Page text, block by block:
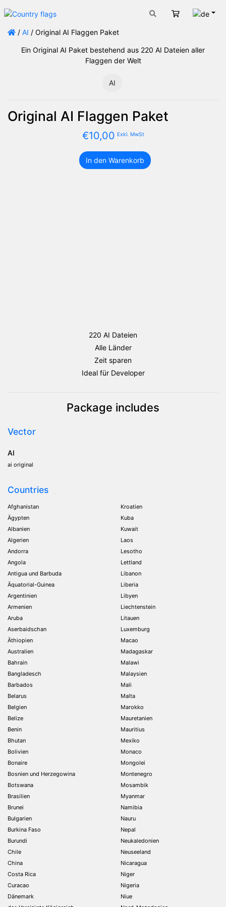
Warenkorb
/ AI / Original AI Flaggen Paket
Ein Original AI Paket bestehend aus 220 AI Dateien aller
Flaggen der Welt
AI
Original AI Flaggen Paket
€10,00 Exkl. MwSt
Original
In den Warenkorb
220 AI Dateien
Alle Länder
Zeit sparen
Ideal für Developer
Package includes
Vector
AI
ai original
Countries
Afghanistan
Ägypten
Albanien
Algerien
Andorra
Angola
Antigua und Barbuda
Äquatorial-Guinea
Argentinien
Armenien
Aruba
Aserbaidschan
Äthiopien
Australien
Bahrain
Bangladesch
Barbados
Belarus
Belgien
Belize
Benin
Bhutan
Bolivien
Bonaire
Bosnien und Herzegowina
Botswana
Brasilien
Brunei
Bulgarien
Burkina Faso
Burundi
Chile
China
Costa Rica
Curacao
Dänemark
Kroatien
Kuba
Kuwait
Laos
Lesotho
Lettland
Libanon
Liberia
Libyen
Liechtenstein
Litauen
Luxemburg
Macao
Madagaskar
Malawi
Malaysien
Mali
Malta
Marokko
Mauretanien
Mauritius
Mexiko
Monaco
Mongolei
Montenegro
Mosambik
Myanmar
Namibia
Nauru
Nepal
Neukaledonien
Neuseeland
Nicaragua
Niger
Nigeria
Niue